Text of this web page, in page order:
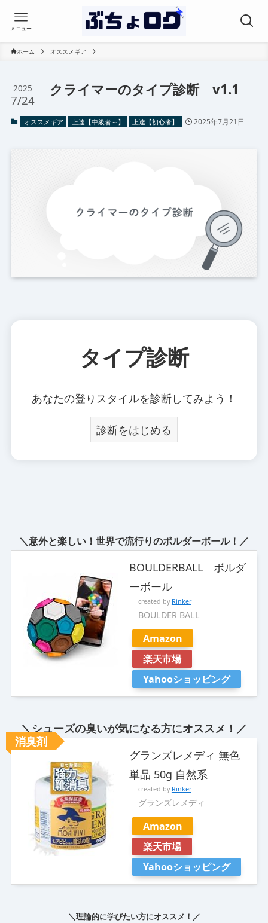
メニュー
ホーム オススメギア
クライマーのタイプ診断 v1.1
2025
7/24
オススメギア 上達【中級者～】 上達【初心者】 2025年7月21日
タイプ診断
あなたの登りスタイルを診断してみよう！
診断をはじめる
＼意外と楽しい！世界で流行りのボルダーボール！／
BOULDERBALL ボルダ
ーボール
created by Rinker
BOULDER BALL
Amazon
楽天市場
Yahooショッピング
＼シューズの臭いが気になる方にオススメ！／
グランズレメディ 無色
単品 50g 自然系
created by Rinker
グランズレメディ
Amazon
楽天市場
Yahooショッピング
消臭剤
＼理論的に学びたい方にオススメ！／